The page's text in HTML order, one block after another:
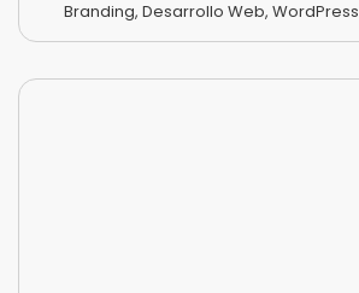
Branding, Desarrollo Web, WordPress